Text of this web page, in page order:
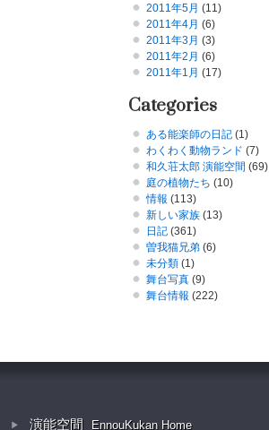
2011年5月 (11)
2011年4月 (6)
2011年3月 (3)
2011年2月 (6)
2011年1月 (17)
Categories
ある能楽師の日記 (1)
わくわく動物ランド (7)
和久荘太郎 演能空間 (69)
庭の植物たち (10)
情報 (113)
新しい家族 (13)
日記 (361)
曽我猫兄弟 (6)
未分類 (1)
舞台写真 (9)
舞台情報 (222)
演能空間 EnnouKukan Home